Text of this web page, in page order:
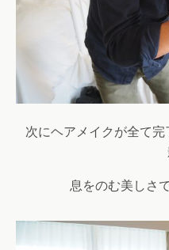
次にヘアメイクが全て
息をのむ美しさ